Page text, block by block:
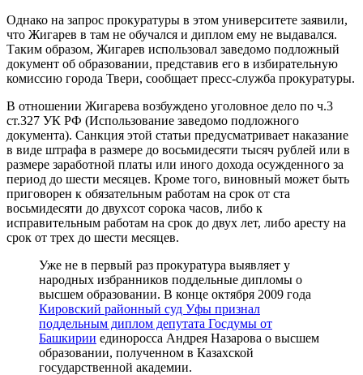
Однако на запрос прокуратуры в этом университете заявили,
что Жигарев в там не обучался и диплом ему не выдавался.
Таким образом, Жигарев использовал заведомо подложный
документ об образовании, представив его в избирательную
комиссию города Твери, сообщает пресс-служба прокуратуры.
В отношении Жигарева возбуждено уголовное дело по ч.3
ст.327 УК РФ (Использование заведомо подложного
документа). Санкция этой статьи предусматривает наказание
в виде штрафа в размере до восьмидесяти тысяч рублей или в
размере заработной платы или иного дохода осужденного за
период до шести месяцев. Кроме того, виновный может быть
приговорен к обязательным работам на срок от ста
восьмидесяти до двухсот сорока часов, либо к
исправительным работам на срок до двух лет, либо аресту на
срок от трех до шести месяцев.
Уже не в первый раз прокуратура выявляет у
народных избранников поддельные дипломы о
высшем образовании. В конце октября 2009 года
Кировский районный суд Уфы признал
поддельным диплом депутата Госдумы от
Башкирии единоросса Андрея Назарова о высшем
образовании, полученном в Казахской
государственной академии.